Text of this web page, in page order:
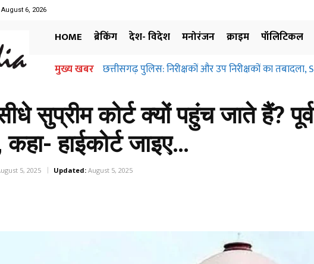
6, 2026
HOME ब्रेकिंग देश- विदेश मनोरंजन क्राइम पॉलिटिकल
मुख्य खबर छत्तीसगढ़ पुलिस: निरीक्षकों और उप निरीक्षकों का
सुप्रीम कोर्ट क्यों पहुंच जाते हैं?
हाईकोर्ट जाइए…
5, 2025 Updated: August 5, 2025